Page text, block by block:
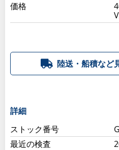
価格
陸送・船積など
詳細
ストック番号
最近の検査